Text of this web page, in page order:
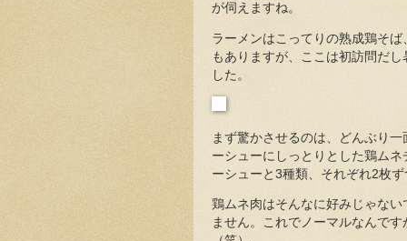
が伺えますね。
ラーメンはこってりの熟成鶏そ
もありますが、ここは初訪問だ
した。
まず驚かさせるのは、どんぶり
ーシューにしっとりとした鶏ム
ーシューと3種類、それぞれ2枚
鶏ムネ肉はそんなに好みじゃな
ません。これでノーマルなんで